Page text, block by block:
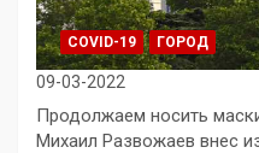
COVID-19 ГОРОД
09-03-2022
Продолжаем носить
Михаил Развожаев внес